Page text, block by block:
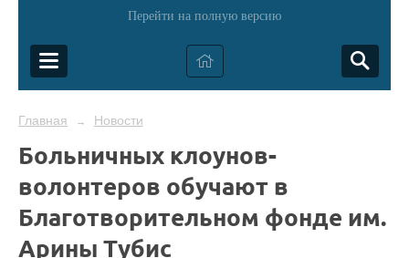
Перейти на полную версию
Главная → Новости
Больничных клоунов-
волонтеров обучают в
Благотворительном фонде им.
Арины Тубис